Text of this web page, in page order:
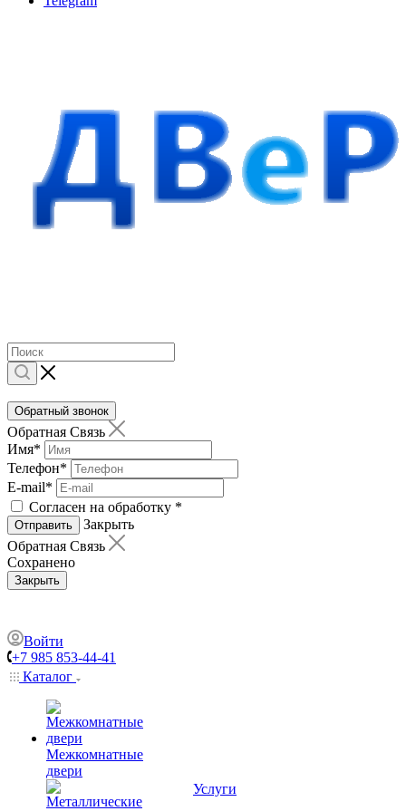
Обратный звонок
Обратная Связь
Имя*
Телефон*
E-mail*
Согласен на обработку *
Отправить
Закрыть
Обратная Связь
Сохранено
Закрыть
Войти
+7 985 853-44-41
Каталог
Межкомнатные
двери
Услуги